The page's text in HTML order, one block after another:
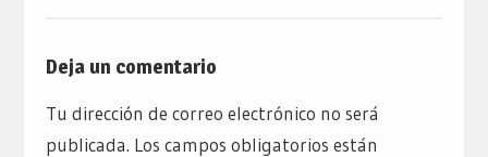
Deja un comentario
Tu dirección de correo electrónico no será
publicada. Los campos obligatorios están